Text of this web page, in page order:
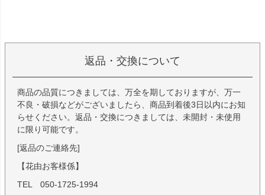
返品・交換について
商品の品質につきましては、万全を期しておりますが、万一
不良・破損などがございましたら、商品到着後3日以内にお知
らせください。返品・交換につきましては、未開封・未使用
に限り可能です。
[返品のご連絡先]
【花由お客様係】
TEL 050-1725-1994